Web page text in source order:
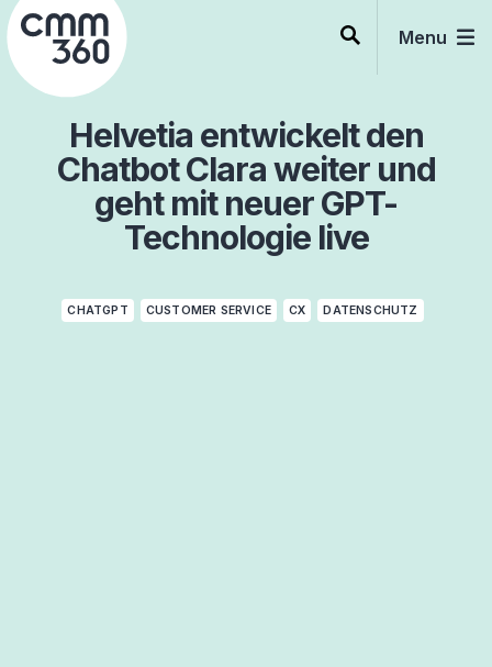
Skip
to
content
Menu
Helvetia entwickelt den
Chatbot Clara weiter und
geht mit neuer GPT-
Technologie live
CHATGPT CUSTOMER SERVICE CX DATENSCHUTZ